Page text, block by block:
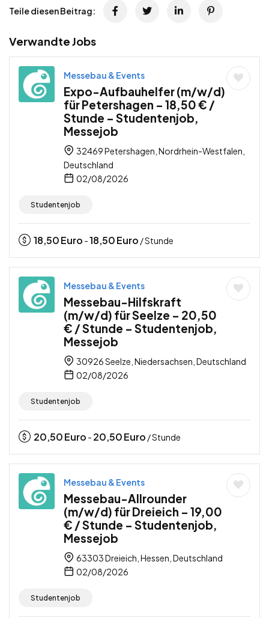
Teile diesen Beitrag:
Verwandte Jobs
Messebau & Events
Expo-Aufbauhelfer (m/w/d)
für Petershagen – 18,50 € /
Stunde – Studentenjob,
Messejob
32469 Petershagen, Nordrhein-Westfalen,
Deutschland
02/08/2026
Studentenjob
18,50Euro -18,50Euro / Stunde
Messebau & Events
Messebau-Hilfskraft
(m/w/d) für Seelze – 20,50
€ / Stunde – Studentenjob,
Messejob
30926 Seelze, Niedersachsen, Deutschland
02/08/2026
Studentenjob
20,50Euro - 20,50Euro / Stunde
Messebau & Events
Messebau-Allrounder
(m/w/d) für Dreieich – 19,00
€ / Stunde – Studentenjob,
Messejob
63303 Dreieich, Hessen, Deutschland
02/08/2026
Studentenjob